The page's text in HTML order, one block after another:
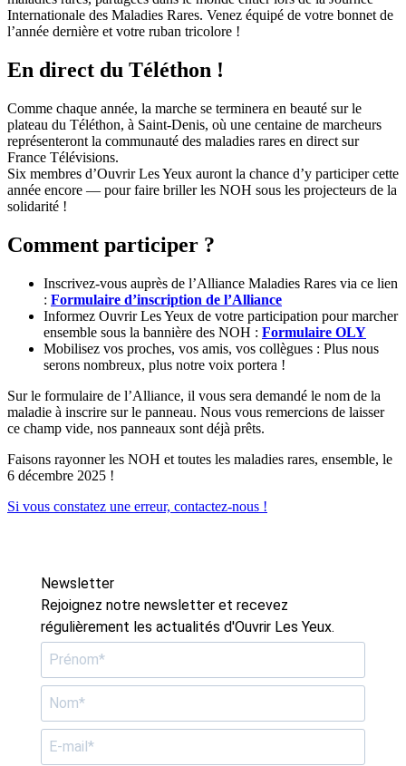
Internationale des Maladies Rares. Venez équipé de votre bonnet de
l’année dernière et votre ruban tricolore !
En direct du Téléthon !
Comme chaque année, la marche se terminera en beauté sur le
plateau du Téléthon, à Saint-Denis, où une centaine de marcheurs
représenteront la communauté des maladies rares en direct sur
France Télévisions.
Six membres d’Ouvrir Les Yeux auront la chance d’y participer cette
année encore — pour faire briller les NOH sous les projecteurs de la
solidarité !
Comment participer ?
Inscrivez-vous auprès de l’Alliance Maladies Rares via ce lien
: Formulaire d’inscription de l’Alliance
Informez Ouvrir Les Yeux de votre participation pour marcher
ensemble sous la bannière des NOH : Formulaire OLY
Mobilisez vos proches, vos amis, vos collègues : Plus nous
serons nombreux, plus notre voix portera !
Sur le formulaire de l’Alliance, il vous sera demandé le nom de la
maladie à inscrire sur le panneau. Nous vous remercions de laisser
ce champ vide, nos panneaux sont déjà prêts.
Faisons rayonner les NOH et toutes les maladies rares, ensemble, le
6 décembre 2025 !
Si vous constatez une erreur, contactez-nous !
Newsletter
Rejoignez notre newsletter et recevez
régulièrement les actualités d'Ouvrir Les Yeux.